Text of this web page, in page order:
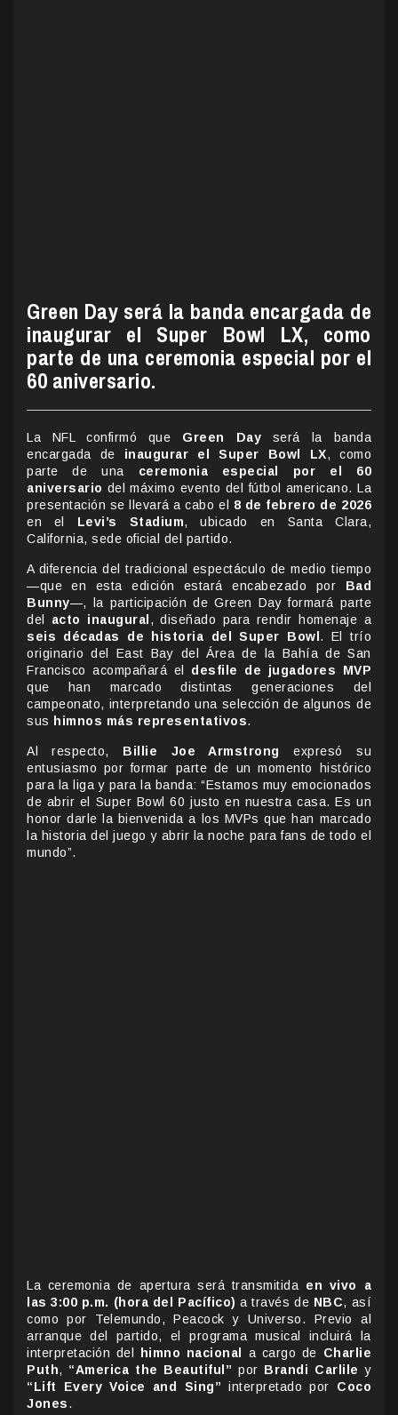
Green Day será la banda encargada de
inaugurar el Super Bowl LX, como
parte de una ceremonia especial por el
60 aniversario.
La NFL confirmó que Green Day será la banda
encargada de inaugurar el Super Bowl LX, como
parte de una ceremonia especial por el 60
aniversario del máximo evento del fútbol americano. La
presentación se llevará a cabo el 8 de febrero de 2026
en el Levi’s Stadium, ubicado en Santa Clara,
California, sede oficial del partido.
A diferencia del tradicional espectáculo de medio tiempo
—que en esta edición estará encabezado por Bad
Bunny—, la participación de Green Day formará parte
del acto inaugural , diseñado para rendir homenaje a
seis décadas de historia del Super Bowl . El trío
originario del East Bay del Área de la Bahía de San
Francisco acompañará el desfile de jugadores MVP
que han marcado distintas generaciones del
campeonato, interpretando una selección de algunos de
sus himnos más representativos.
Al respecto, Billie Joe Armstrong
expresó su
entusiasmo por formar parte de un momento histórico
para la liga y para la banda: “Estamos muy emocionados
de abrir el Super Bowl 60 justo en nuestra casa. Es un
honor darle la bienvenida a los MVPs que han marcado
la historia del juego y abrir la noche para fans de todo el
mundo”.
La ceremonia de apertura será transmitida en vivo a
las 3:00 p.m. (hora del Pacífico) a través de NBC, así
como por Telemundo, Peacock y Universo. Previo al
arranque del partido, el programa musical incluirá la
interpretación del
himno nacional a cargo de Charlie
Puth, “America the Beautiful” por Brandi Carlile y
“Lift Every Voice and Sing” interpretado por Coco
Jones.